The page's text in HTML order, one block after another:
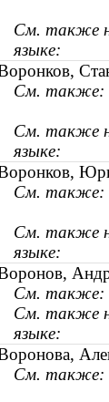
См. также
языке:
См. также:
См. также
языке:
См. также:
См. также
языке:
См. также:
См. также
языке:
См. также: